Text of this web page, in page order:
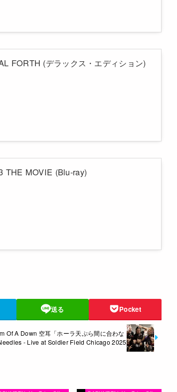
FORTH (デラックス・エディション)
THE MOVIE (Blu-ray)
送る Pocket
Of A Down 空耳「ホーラ天ぷら間に合わな
- Live at Soldier Field Chicago 2025